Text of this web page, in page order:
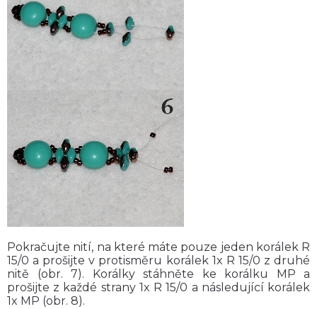
Pokračujte nití, na které máte pouze jeden korálek R
15/0 a prošijte v protisměru korálek 1x R 15/0 z druhé
nitě (obr. 7). Korálky stáhněte ke korálku MP a
prošijte z každé strany 1x R 15/0 a následující korálek
1x MP (obr. 8).